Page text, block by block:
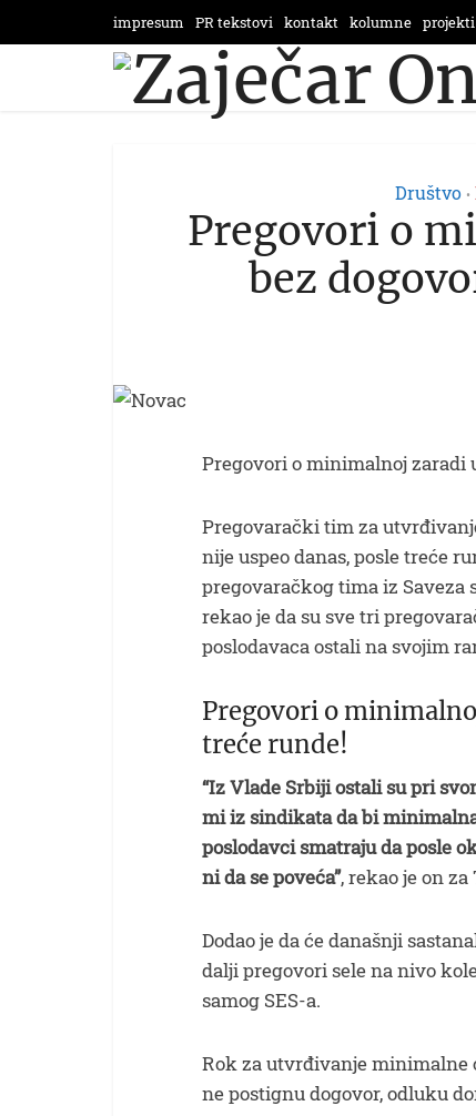
impresum PR tekstovi kontakt kolumne projekti
Društvo •
Pregovori o
bez
Pregovori o minimalnoj zaradi
Pregovarački tim za
nije uspeo danas, posle treće
pregovaračkog tima iz
rekao je da su sve tri
poslodavaca ostali na svojim
Pregovori o
treće runde!
“Iz Vlade Srbiji ostali su pri
mi iz sindikata da bi
poslodavci smatraju da posle
ni da se poveća”, rekao je on za
Dodao je da će današnji
dalji pregovori sele na nivo
samog SES-a.
Rok za utvrđivanje minimalne
ne postignu dogovor, odluku